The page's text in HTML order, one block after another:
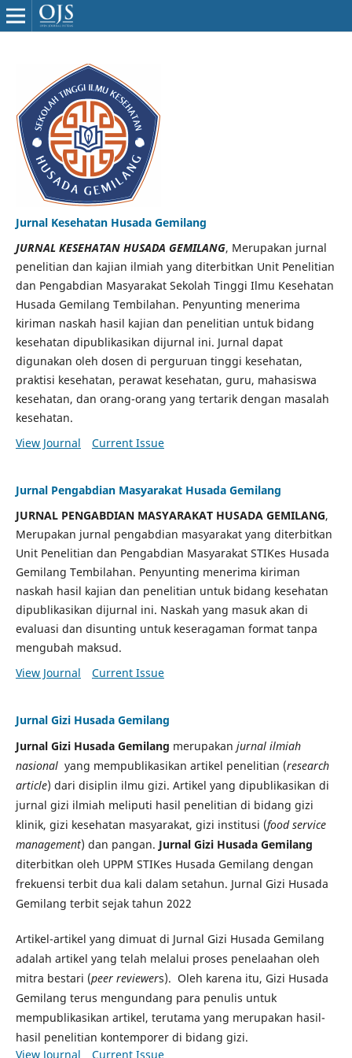
Jurnal Kesehatan Husada Gemilang
JURNAL KESEHATAN HUSADA GEMILANG, Merupakan jurnal
penelitian dan kajian ilmiah yang diterbitkan Unit Penelitian
dan Pengabdian Masyarakat Sekolah Tinggi Ilmu Kesehatan
Husada Gemilang Tembilahan. Penyunting menerima
kiriman naskah hasil kajian dan penelitian untuk bidang
kesehatan dipublikasikan dijurnal ini. Jurnal dapat
digunakan oleh dosen di perguruan tinggi kesehatan,
praktisi kesehatan, perawat kesehatan, guru, mahasiswa
kesehatan, dan orang-orang yang tertarik dengan masalah
kesehatan.
View Journal
Current Issue
Jurnal Pengabdian Masyarakat Husada Gemilang
JURNAL PENGABDIAN MASYARAKAT HUSADA GEMILANG,
Merupakan jurnal pengabdian masyarakat yang diterbitkan
Unit Penelitian dan Pengabdian Masyarakat STIKes Husada
Gemilang Tembilahan. Penyunting menerima kiriman
naskah hasil kajian dan penelitian untuk bidang kesehatan
dipublikasikan dijurnal ini. Naskah yang masuk akan di
evaluasi dan disunting untuk keseragaman format tanpa
mengubah maksud.
View Journal
Current Issue
Jurnal Gizi Husada Gemilang
Jurnal Gizi Husada Gemilang merupakan jurnal ilmiah
nasionalyang mempublikasikan artikel penelitian (research
article) dari disiplin ilmu gizi. Artikel yang dipublikasikan di
jurnal gizi ilmiah meliputi hasil penelitian di bidang gizi
klinik, gizi kesehatan masyarakat, gizi institusi (food service
management) dan pangan. Jurnal Gizi Husada Gemilang
diterbitkan oleh UPPM STIKes Husada Gemilang dengan
frekuensi terbit dua kali dalam setahun. Jurnal Gizi Husada
Gemilang terbit sejak tahun 2022
Artikel-artikel yang dimuat di Jurnal Gizi Husada Gemilang
adalah artikel yang telah melalui proses penelaahan oleh
mitra bestari (peer reviewers). Oleh karena itu, Gizi Husada
Gemilang terus mengundang para penulis untuk
mempublikasikan artikel, terutama yang merupakan hasil-
hasil penelitian kontemporer di bidang gizi.
View Journal
Current Issue